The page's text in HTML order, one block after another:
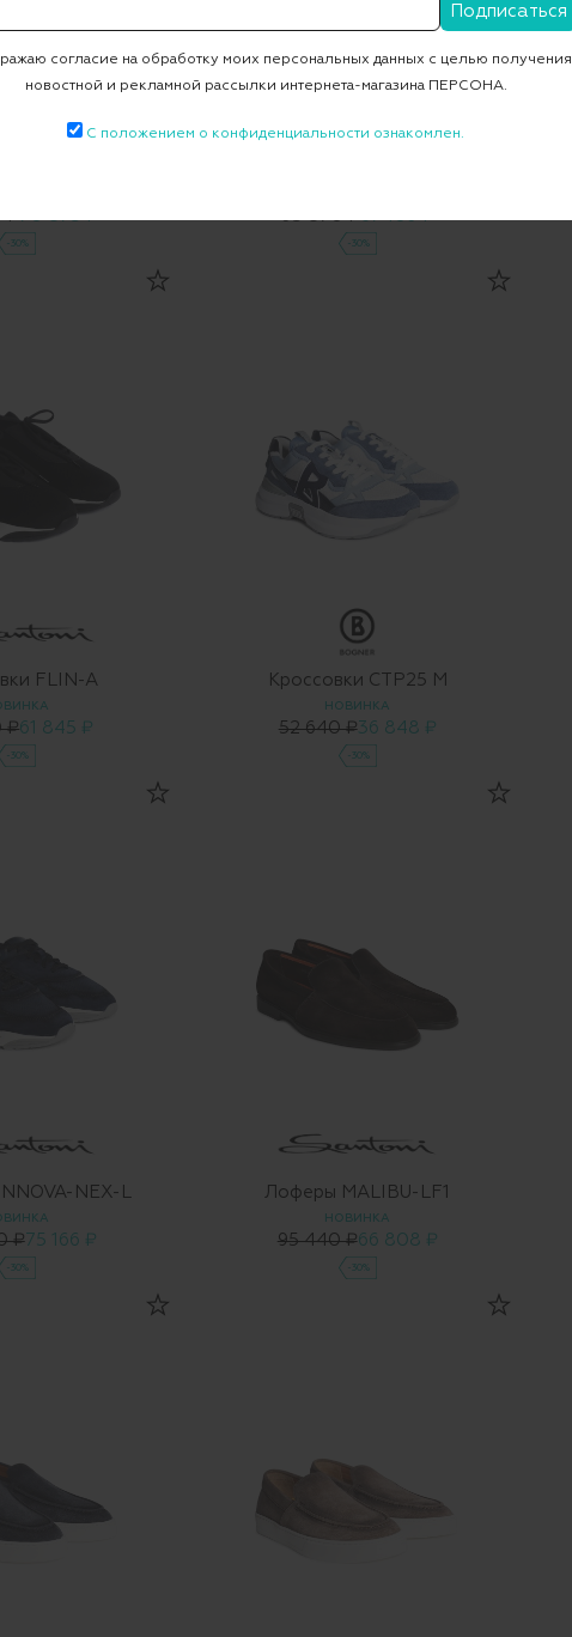
₽70 875 ₽
-30%
95 870 ₽67 109 ₽
-30%
FLIN-A
₽61 845 ₽
-30%
Кроссовки CTP25 M
НОВИНКА
52 640 ₽ 36 848 ₽
-30%
NEX-L
₽75 166 ₽
-30%
Лоферы MALIBU-LF1
НОВИНКА
95 440 ₽66 808 ₽
-30%
согласие на обработку моих персональных данных с целью получения
новостной и рекламной рассылки интернета-магазина ПЕРСОНА.
С положением о конфиденциальности ознакомлен.